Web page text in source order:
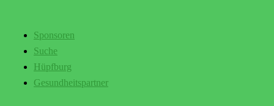
Sponsoren
Suche
Hüpfburg
Gesundheitspartner